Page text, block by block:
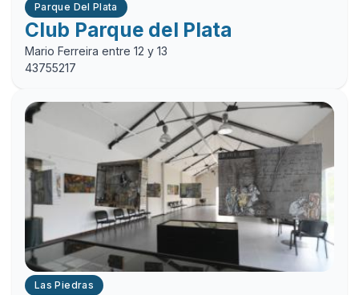
Parque Del Plata
Club Parque del Plata
Mario Ferreira entre 12 y 13
43755217
Las Piedras